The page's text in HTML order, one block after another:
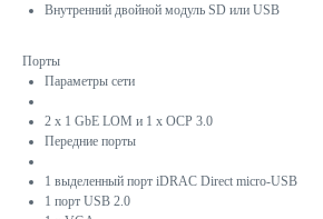
Внутренний двойной модуль SD или USB
Порты
Параметры сети
2 x 1 GbE LOM и 1 x OCP 3.0
Передние порты
1 выделенный порт iDRAC Direct micro-USB
1 порт USB 2.0